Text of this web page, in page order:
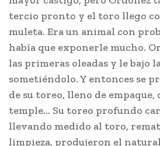
tercio pronto y el toro llego
muleta. Era un animal con
había que exponerle mucho.
las primeras oleadas y le bajo
sometiéndolo. Y entonces se
de su toreo, lleno de empaque,
temple… Su toreo profundo
llevando medido al toro,
limpieza, produjeron el